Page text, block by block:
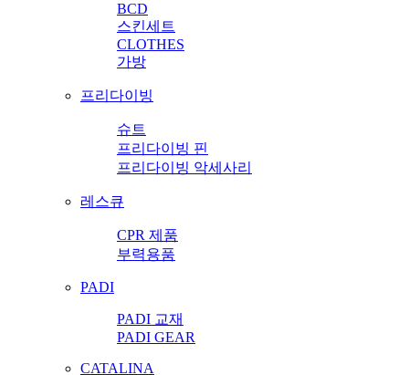
BCD
스킨세트
CLOTHES
가방
프리다이빙
슈트
프리다이빙 핀
프리다이빙 악세사리
레스큐
CPR 제품
부력용품
PADI
PADI 교재
PADI GEAR
CATALINA